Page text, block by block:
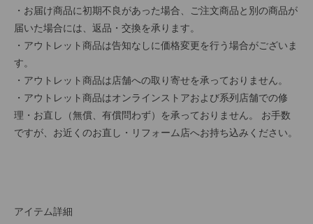
・お届け商品に初期不良があった場合、ご注文商品と別の商品が
届いた場合には、返品・交換を承ります。
・アウトレット商品は告知なしに価格変更を行う場合がございま
す。
・アウトレット商品は店舗への取り寄せを承っておりません。
・アウトレット商品はオンラインストアおよび系列店舗での修
理・お直し（無償、有償問わず）を承っておりません。 お手数
ですが、お近くのお直し・リフォーム店へお持ち込みください。
アイテム詳細